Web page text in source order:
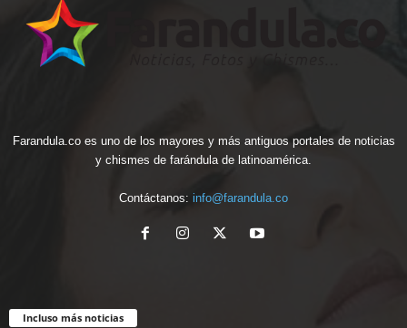
Farandula.co es uno de los mayores y más antiguos portales de noticias
y chismes de farándula de latinoamérica.
Contáctanos: info@farandula.co
Incluso más noticias